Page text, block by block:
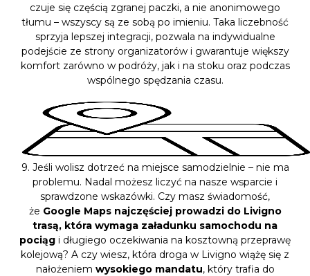
czuje się częścią zgranej paczki, a nie anonimowego
tłumu – wszyscy są ze sobą po imieniu. Taka liczebność
sprzyja lepszej integracji, pozwala na indywidualne
podejście ze strony organizatorów i gwarantuje większy
komfort zarówno w podróży, jak i na stoku oraz podczas
wspólnego spędzania czasu.
9. Jeśli wolisz dotrzeć na miejsce samodzielnie – nie ma
problemu. Nadal możesz liczyć na nasze wsparcie i
sprawdzone wskazówki. Czy masz świadomość,
że Google Maps najczęściej prowadzi do Livigno
trasą, która wymaga załadunku samochodu na
pociąg i długiego oczekiwania na kosztowną przeprawę
kolejową? A czy wiesz, która droga w Livigno wiążę się z
nałożeniem wysokiego mandatu, który trafia do